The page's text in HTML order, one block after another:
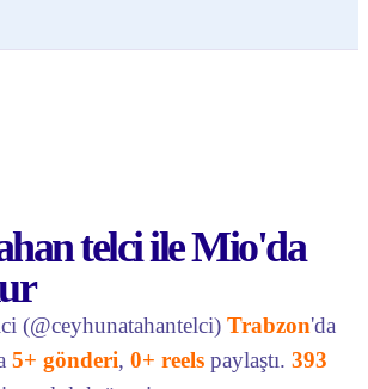
telci ile Mio'da
(@ceyhunatahantelci) Trabzon'da
5+ gönderi, 0+ reels paylaştı. 393